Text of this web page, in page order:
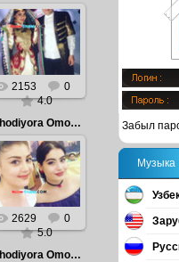
2016.08.14
Shodiyora
Omonova - Foto
2016
Admin
2153
0
4.0
Shodiyora Omonova - Foto 2016
2016.08.14
Shodiyora
Omonova - Foto
2016
Admin
2629
0
5.0
Shodiyora Omonova - Foto 2016
Забыл
Музыка